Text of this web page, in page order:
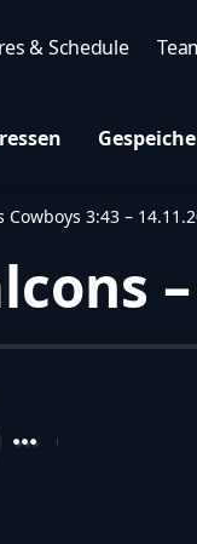
& Schedule
3:43 –
–